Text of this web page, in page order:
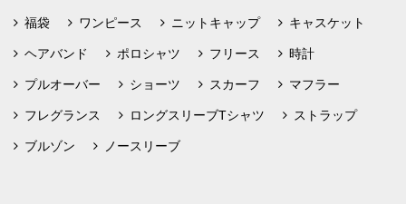
福袋 ワンピース ニットキャップ キャスケット
ヘアバンド ポロシャツ フリース 時計
プルオーバー ショーツ スカーフ マフラー
フレグランス ロングスリーブTシャツ ストラップ
ブルゾン ノースリーブ